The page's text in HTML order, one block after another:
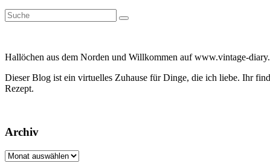
Suche
nach:
Suche
Hallöchen aus dem Norden und Willkommen auf www.vintage-
Dieser Blog ist ein virtuelles Zuhause für Dinge, die ich liebe. Ihr
Rezept.
Archiv
Archiv